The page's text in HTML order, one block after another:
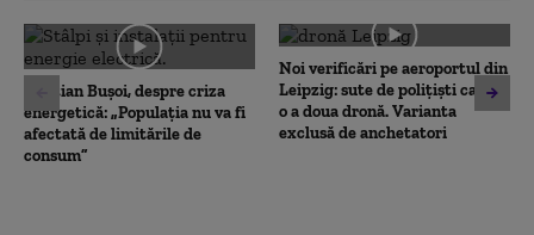
0
seconds
Cristian Bușoi, despre criza
energetică: „Populația nu va fi
afectată de limitările de
consum”
Noi verificări pe aeroportul din
Leipzig: sute de polițiști caută
o a doua dronă. Varianta
exclusă de anchetatori